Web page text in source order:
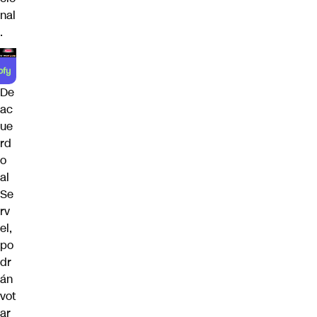
nal
.
De
ac
ue
rd
o
al
Se
rv
el,
po
dr
án
vot
ar